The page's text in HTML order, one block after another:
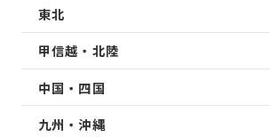
東北
甲信越・北陸
中国・四国
九州・沖縄